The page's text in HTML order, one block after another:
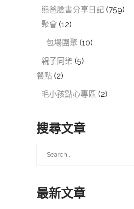
熊爸臉書分享日記 (759)
聚會 (12)
包場團聚 (10)
親子同樂 (5)
餐點 (2)
毛小孩點心專區 (2)
搜尋文章
最新文章